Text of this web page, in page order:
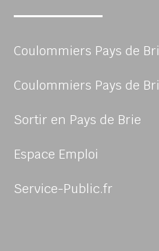
Coulommiers Pays de
Coulommiers Pays de
Sortir en Pays de Brie
Espace Emploi
Service-Public.fr